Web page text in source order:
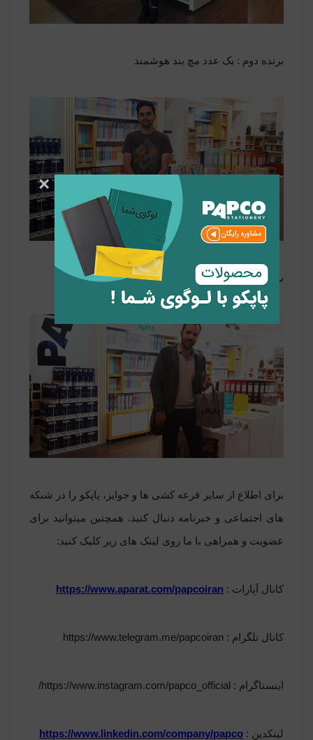
برنده دوم : یک عدد مچ بند هوشمند
برنده سوم : یک عدد پاوربانک
برای اطلاع از سایر قرعه کشی ها و جوایز، پاپکو را در شبکه
های اجتماعی و خبرنامه دنبال کنید. همچنین میتوانید برای
عضویت و همراهی با ما روی لینک های زیر کلیک کنید:
کانال آپارات : https://www.aparat.com/papcoiran
کانال تلگرام : https://www.telegram.me/papcoiran
اینستاگرام : https://www.instagram.com/papco_official/
لینکدین : https://www.linkedin.com/company/papco
×